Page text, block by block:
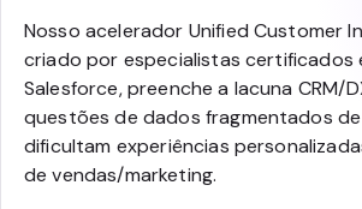
Nosso acelerador Unified Customer
criado por especialistas certificados
Salesforce, preenche a lacuna CRM/
questões de dados fragmentados
dificultam experiências
de vendas/marketing.